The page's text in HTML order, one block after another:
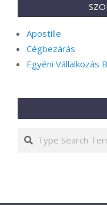
Apostille
Cégbezárás
Egyéni Vállalkozás
Search